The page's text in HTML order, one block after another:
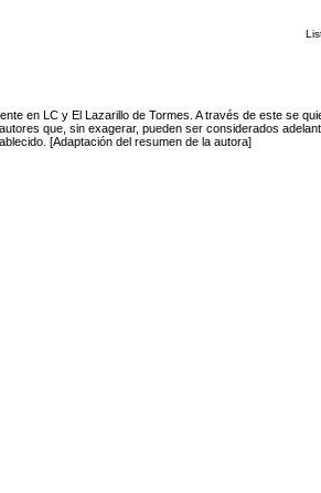
en LC y El Lazarillo de Tormes. A través de este se
que, sin exagerar, pueden ser considerados
[Adaptación del resumen de la autora]